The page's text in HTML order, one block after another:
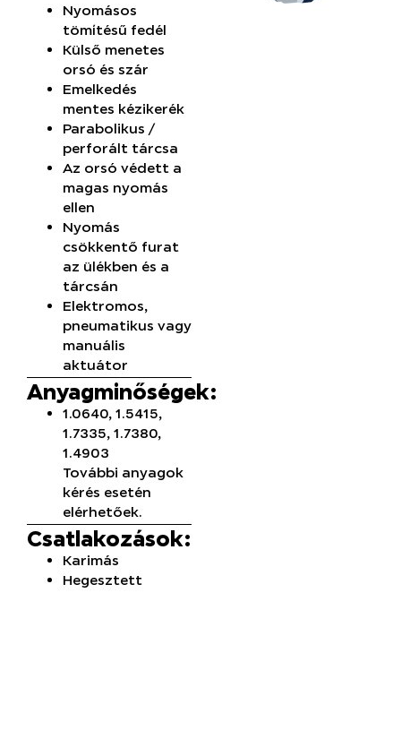
Nyomásos
tömítésű fedél
Külső menetes
orsó és szár
Emelkedés
mentes kézikerék
Parabolikus /
perforált tárcsa
Az orsó védett a
magas nyomás
ellen
Nyomás
csökkentő furat
az ülékben és a
tárcsán
Elektromos,
pneumatikus vagy
manuális
aktuátor
Anyagminőségek:
1.0640, 1.5415,
1.7335, 1.7380,
1.4903
További anyagok
kérés esetén
elérhetőek.
Csatlakozások:
Karimás
Hegesztett